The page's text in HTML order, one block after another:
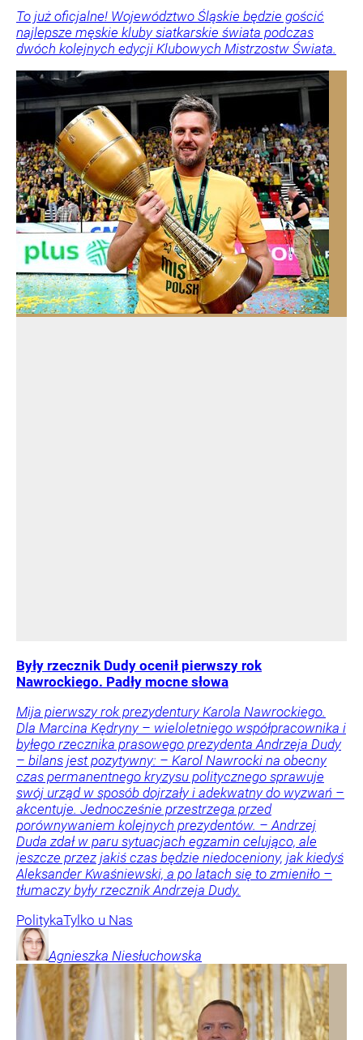
To już oficjalne! Województwo Śląskie będzie gościć
najlepsze męskie kluby siatkarskie świata podczas
dwóch kolejnych edycji Klubowych Mistrzostw Świata.
Były rzecznik Dudy ocenił pierwszy rok
Nawrockiego. Padły mocne słowa
Mija pierwszy rok prezydentury Karola Nawrockiego.
Dla Marcina Kędryny – wieloletniego współpracownika i
byłego rzecznika prasowego prezydenta Andrzeja Dudy
– bilans jest pozytywny: – Karol Nawrocki na obecny
czas permanentnego kryzysu politycznego sprawuje
swój urząd w sposób dojrzały i adekwatny do wyzwań –
akcentuje. Jednocześnie przestrzega przed
porównywaniem kolejnych prezydentów. – Andrzej
Duda zdał w paru sytuacjach egzamin celująco, ale
jeszcze przez jakiś czas będzie niedoceniony, jak kiedyś
Aleksander Kwaśniewski, a po latach się to zmieniło –
tłumaczy były rzecznik Andrzeja Dudy.
PolitykaTylko u Nas
Agnieszka Niesłuchowska